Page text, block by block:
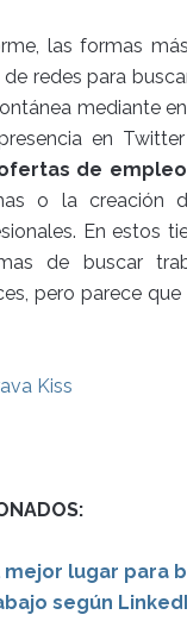
las formas
redes para
mediante
en
de empleo
o la creación
En estos
de buscar
pero parece
Kiss
mejor lugar para
según